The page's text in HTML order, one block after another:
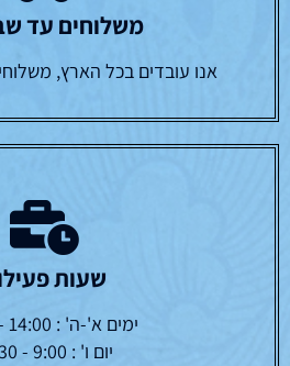
משלוחים עד
אנו עובדים בכל הארץ,
שעות
ימים א'-ה' : 14:00 - 19:00
יום ו' : 9:00 - 10:30